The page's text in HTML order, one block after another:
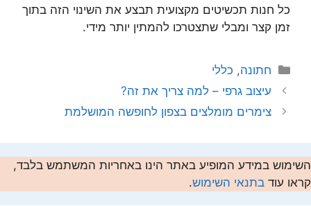
כל חנות תכשיטים מקצועית תבצע את השינוי הזה בתוך
זמן קצר ומבלי שתצטרכו להמתין יותר מידי.
קטגוריות
חתונה, כללי
עיצוב גרפי – למה צריך את זה?
צימרים מומלצים בצפון לחופשה המושלמת
השימוש במידע המופיע באתר הינו באחריות המשתמש בלבד,
קראו עוד בתנאי השימוש.